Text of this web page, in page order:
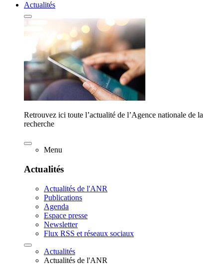
Actualités
Retrouvez ici toute l’actualité de l’Agence nationale de la
recherche
Menu
Actualités
Actualités de l'ANR
Publications
Agenda
Espace presse
Newsletter
Flux RSS et réseaux sociaux
Actualités
Actualités de l'ANR